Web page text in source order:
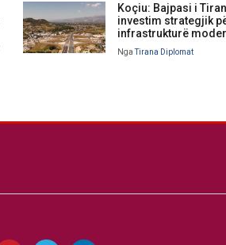
Koçiu: Bajpasi i
investim strategjik
infrastrukturë
NgaTirana Diplomat